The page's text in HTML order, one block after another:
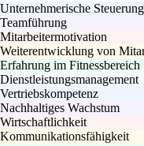
Unternehmerische Steuerung
Teamführung
Mitarbeitermotivation
Weiterentwicklung von
Erfahrung im Fitnessbereich
Dienstleistungsmanagement
Vertriebskompetenz
Nachhaltiges Wachstum
Wirtschaftlichkeit
Kommunikationsfähigkeit